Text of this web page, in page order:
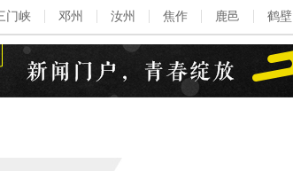
门峡 邓州 汝州 焦作 鹿邑 鹤壁